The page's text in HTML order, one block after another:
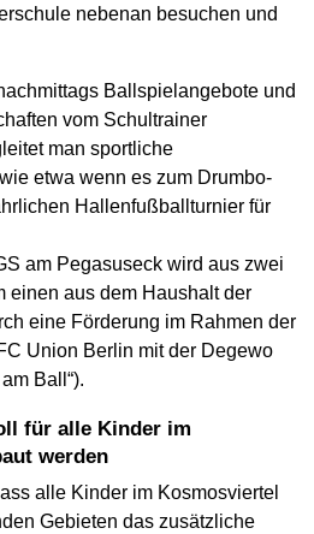
nebenan besuchen und
Ballspielangebote und
vom Schultrainer
man sportliche
etwa wenn es zum Drumbo-
Hallenfußballturnier für
am Pegasuseck wird aus zwei
einen aus dem Haushalt der
eine Förderung im Rahmen der
Union Berlin mit der Degewo
Ball“).
werden
alle Kinder im Kosmosviertel
Gebieten das zusätzliche